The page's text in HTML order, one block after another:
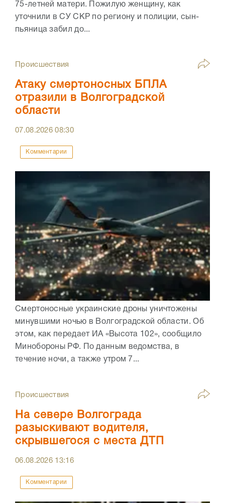
75-летней матери. Пожилую женщину, как
уточнили в СУ СКР по региону и полиции, сын-
пьяница забил до...
Происшествия
Атаку смертоносных БПЛА
отразили в Волгоградской
области
07.08.202608:30
Комментарии
Смертоносные украинские дроны уничтожены
минувшими ночью в Волгоградской области. Об
этом, как передает ИА «Высота 102», сообщило
Минобороны РФ. По данным ведомства, в
течение ночи, а также утром 7...
Происшествия
На севере Волгограда
разыскивают водителя,
скрывшегося с места ДТП
06.08.2026 13:16
Комментарии